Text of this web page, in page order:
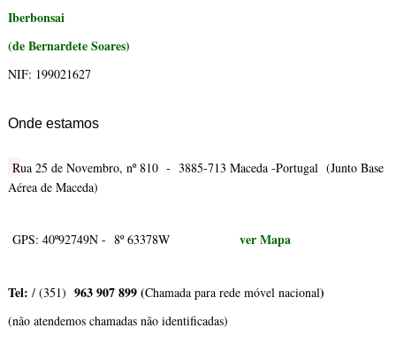
Iberbonsai
(de Bernardete Soares)
NIF: 199021627
Onde estamos
Rua 25 de Novembro, nº 810 - 3885-713 Maceda -Portugal (Junto Base
Aérea de Maceda)
GPS: 40º92749N - 8º 63378W ver Mapa
Tel: / (351) 963 907 899 (Chamada para rede móvel nacional)
(não atendemos chamadas não identificadas)